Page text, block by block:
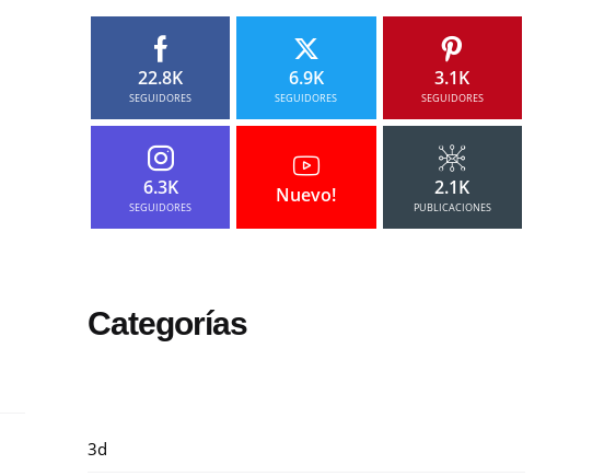
22.8K
SEGUIDORES
6.9K
SEGUIDORES
3.1K
SEGUIDORES
6.3K
SEGUIDORES
Nuevo! 2.1K
PUBLICACIONES
Categorías
3d